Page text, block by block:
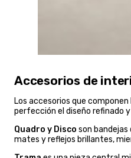
Accesorios de
Los accesorios que
perfección el diseño refinado
Quadro y Disco son
mates y reflejos brillantes,